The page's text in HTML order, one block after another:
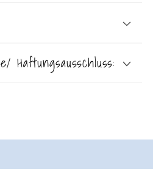
Haftungsausschluss: